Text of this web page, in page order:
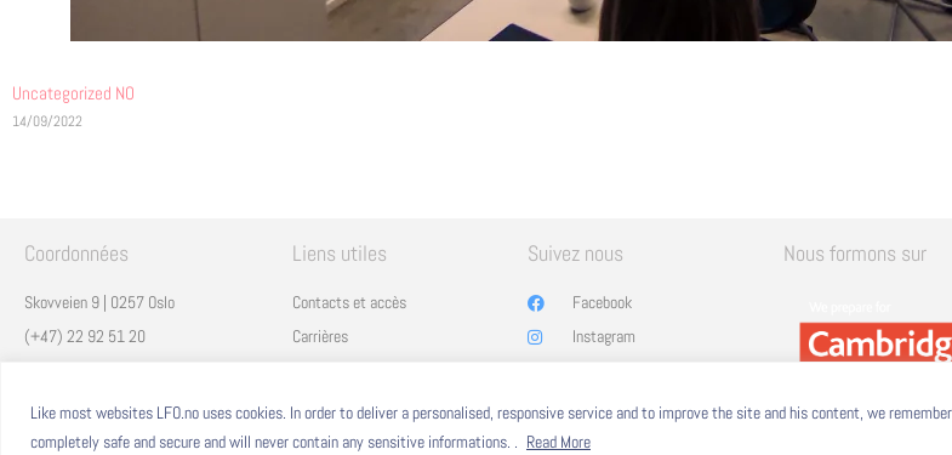
Like most websites LFO.no uses cookies. In order to deliver a personalised, responsive service and to improve the site and his content, we
completely safe and secure and will never contain any sensitive informations. .
Read More
Uncategorized NO
14/09/2022
Coordonnées
Skovveien 9 | 0257 Oslo
(+47) 22 92 51 20
Vulkan 11 | 0178 Oslo
Liens utiles
Contacts et accès
Carrières
Eduka
ProNote
Suivez nous
Facebook
Instagram
YouTube
Nous formons sur